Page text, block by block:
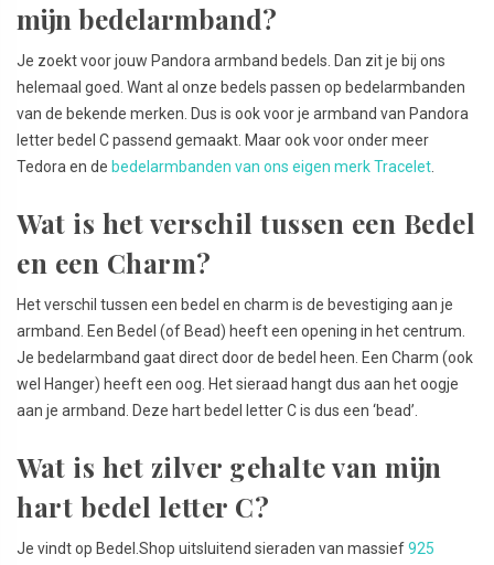
mijn bedelarmband?
Je zoekt voor jouw Pandora armband bedels. Dan zit je bij ons
helemaal goed. Want al onze bedels passen op bedelarmbanden
van de bekende merken. Dus is ook voor je armband van Pandora
letter bedel C passend gemaakt. Maar ook voor onder meer
Tedora en de bedelarmbanden van ons eigen merk Tracelet
Wat is het verschil tussen een Bedel
en een Charm?
Het verschil tussen een bedel en charm is de bevestiging aan je
armband. Een Bedel (of Bead) heeft een opening in het centrum.
Je bedelarmband gaat direct door de bedel heen. Een Charm (ook
wel Hanger) heeft een oog. Het sieraad hangt dus aan het oogje
aan je armband. Deze hart bedel letter C is dus een ‘bead’.
Wat is het zilver gehalte van mijn
hart bedel letter C?
Je vindt op Bedel.Shop uitsluitend sieraden van massief925